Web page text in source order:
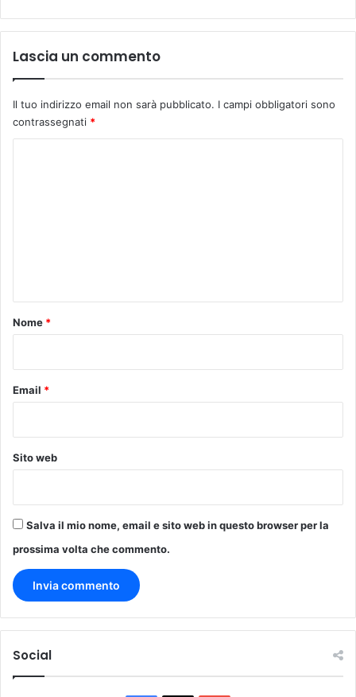
Lascia un commento
Il tuo indirizzo email non sarà pubblicato. I campi obbligatori sono
contrassegnati *
o
Nome *
Email *
Sito web
Salva il mio nome, email e sito web in questo browser per la
prossima volta che commento.
Social